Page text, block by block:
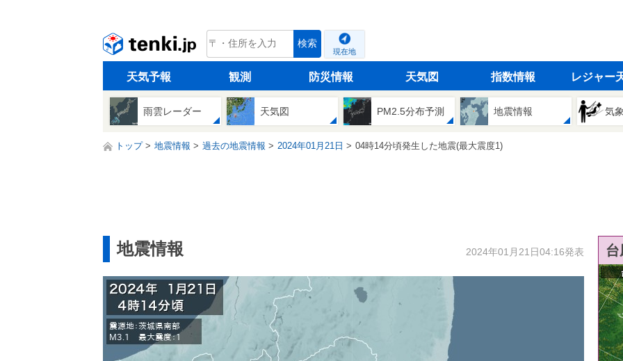
tenki.jp 検索
現在地
天気予報 観測 防災情報 天気図 指数情報 レジャー
雨雲レーダー 天気図 PM2.5分布予測 地震情報 気
トップ 地震情報 過去の地震情報 2024年01月21日 04時14分頃発生した地震(最大震度1)
地震情報 2024年01月21日04:16発表